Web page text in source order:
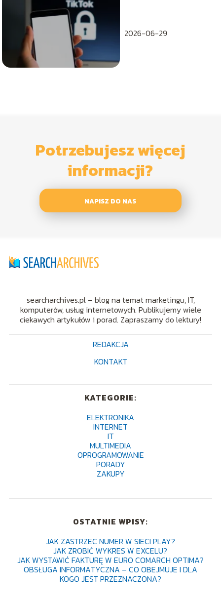
2026-06-29
Potrzebujesz więcej
informacji?
NAPISZ DO NAS
searcharchives.pl – blog na temat marketingu, IT,
komputerów, usług internetowych. Publikujemy wiele
ciekawych artykułów i porad. Zapraszamy do lektury!
REDAKCJA
KONTAKT
KATEGORIE:
ELEKTRONIKA
INTERNET
IT
MULTIMEDIA
OPROGRAMOWANIE
PORADY
ZAKUPY
OSTATNIE WPISY:
JAK ZASTRZEC NUMER W SIECI PLAY?
JAK ZROBIĆ WYKRES W EXCELU?
JAK WYSTAWIĆ FAKTURĘ W EURO COMARCH OPTIMA?
OBSŁUGA INFORMATYCZNA – CO OBEJMUJE I DLA
KOGO JEST PRZEZNACZONA?